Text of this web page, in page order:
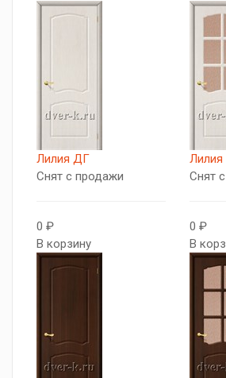
Лилия ДГ
Снят с продажи
0 ₽
В корзину
Снят
0 ₽
В